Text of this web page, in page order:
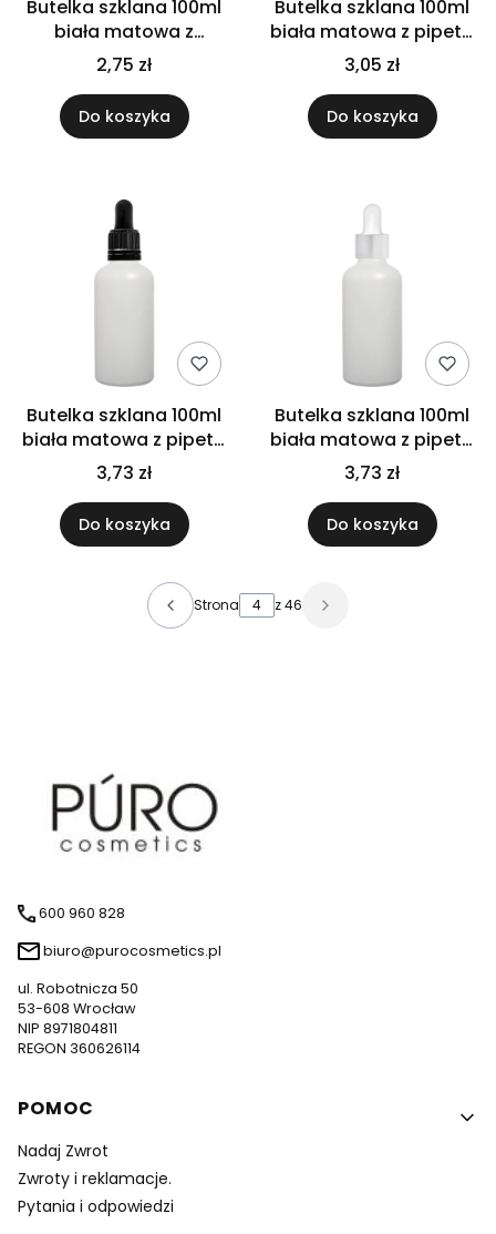
Butelka szklana 100ml
biała matowa z
kroplomierzem
czarnym
2,75 zł
Do koszyka
Butelka szklana 100ml
biała matowa z pipetą
czarną
3,05 zł
Do koszyka
Butelka szklana 100ml
biała matowa z pipetą
gwarancyjną
3,73 zł
Do koszyka
Butelka szklana 100ml
biała matowa z pipetą
srebrną
3,73 zł
Do koszyka
Strona z 46
600 960 828
biuro@purocosmetics.pl
ul. Robotnicza 50
53-608 Wrocław
NIP 8971804811
REGON 360626114
Linki w stopce
POMOC
Nadaj Zwrot
Zwroty i reklamacje.
Pytania i odpowiedzi